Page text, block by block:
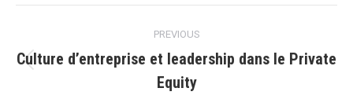
navigation
PREVIOUS
post:
Culture d’entreprise et leadership dans le Private
Equity